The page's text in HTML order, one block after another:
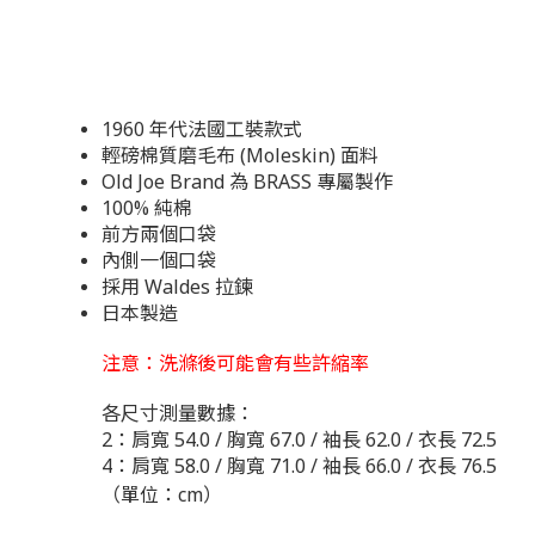
1960 年代法國工裝款式
輕磅棉質磨毛布 (Moleskin) 面料
Old Joe Brand 為 BRASS 專屬製作
100% 純棉
前方兩個口袋
內側一個口袋
採用 Waldes 拉鍊
日本製造
注意：洗滌後可能會有些許縮率
各尺寸測量數據：
2：肩寬 54.0 / 胸寬 67.0 / 袖長 62.0 / 衣長 72.5
4：肩寬 58.0 / 胸寬 71.0 / 袖長 66.0 / 衣長 76.5
（單位：cm）